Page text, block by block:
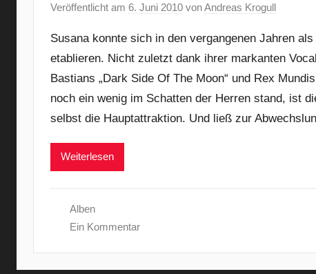
Veröffentlicht am 6. Juni 2010 vonAndreas Krogull
Susana konnte sich in den vergangenen Jahren
etablieren. Nicht zuletzt dank ihrer markanten
Bastians „Dark Side Of The Moon“ und Rex
noch ein wenig im Schatten der Herren stand, ist
selbst die Hauptattraktion. Und ließ zur
Weiterlesen
Alben
Ein Kommentar